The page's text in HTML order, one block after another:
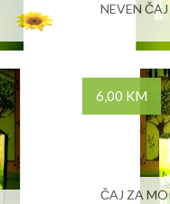
NEVEN
6,00 KM
ČAJ ZA